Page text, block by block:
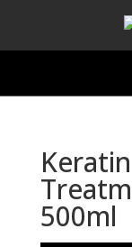
500ml